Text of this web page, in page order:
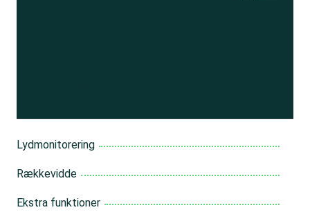
Lydmonitorering
Rækkevidde
Ekstra funktioner